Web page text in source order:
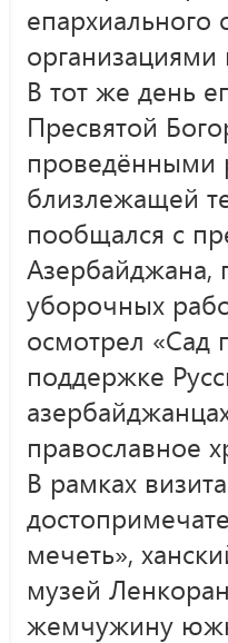
В тот же день
Пресвятой
проведёнными
близлежащей
пообщался с
Азербайджана,
уборочных
осмотрел «Сад
поддержке
православное
В рамках
мечеть»,
музей
жемчужину